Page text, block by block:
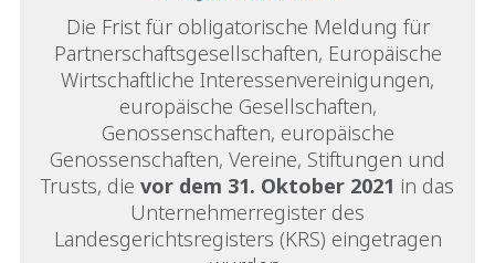
Die Frist für obligatorische Meldung für
Partnerschaftsgesellschaften, Europäische
Wirtschaftliche Interessenvereinigungen,
europäische Gesellschaften,
Genossenschaften, europäische
Genossenschaften, Vereine, Stiftungen und
Trusts, die vor dem 31. Oktober 2021 in das
Unternehmerregister des
Landesgerichtsregisters (KRS) eingetragen